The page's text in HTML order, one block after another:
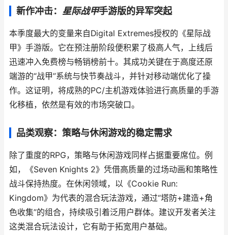
新作冲击： 星际战甲手游版的异军突起
本季度最大的变量来自Digital Extremes授权的《星际战
甲》手游版。它在预注册阶段便积累了极高人气，上线后
迅速冲入免费榜与畅销榜前十。其成功关键在于高度还原
端游的“战甲”系统与快节奏战斗，并针对移动端优化了操
作。这证明，将成熟的PC/主机游戏体验进行高质量的手游
化移植，依然是有效的市场突破口。
品类观察：策略与休闲游戏的稳定需求
除了重度的RPG，策略与休闲游戏同样占据重要席位。例
如，《Seven Knights 2》凭借高质量的过场动画和策略性
战斗保持热度。在休闲领域，以《Cookie Run:
Kingdom》为代表的混合玩法游戏，通过“塔防+建造+角
色收集”的组合，持续吸引着泛用户群体。建议开发者关注
这类混合玩法设计，它有助于拓宽用户基础。